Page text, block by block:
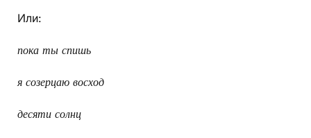
Или:
пока ты спишь
я созерцаю восход
десяти солнц